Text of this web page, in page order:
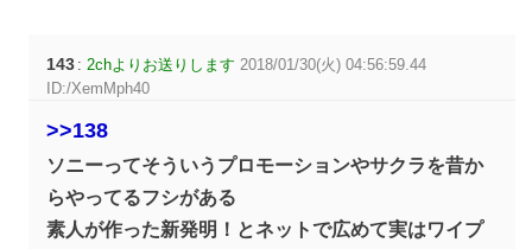
143 : 2chよりお送りします 2018/01/30(火) 04:56:59.44
ID:/XemMph40
>>138
ソニーってそういうプロモーションやサクラを昔か
らやってるフシがある
素人が作った新発明！とネットで広めて実はワイプ